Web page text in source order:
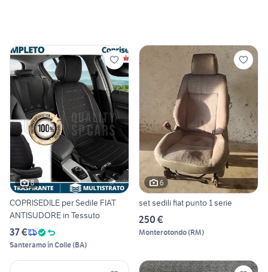
8
COPRISEDILE per Sedile FIAT
ANTISUDORE in Tessuto
37 €
Santeramo in Colle(BA)
6
set sedili fiat punto 1 serie
250 €
Monterotondo(RM)